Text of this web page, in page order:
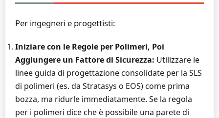
Per ingegneri e progettisti:
Iniziare con le Regole per Polimeri, Poi
Aggiungere un Fattore di Sicurezza: Utilizzare le
linee guida di progettazione consolidate per la SLS
di polimeri (es. da Stratasys o EOS) come prima
bozza, ma ridurle immediatamente. Se la regola
per i polimeri dice che è possibile una parete di